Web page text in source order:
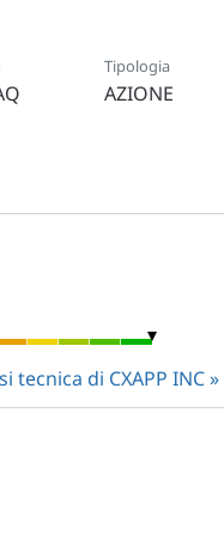
Tipologia
AZIONE
tecnica di CXAPP INC